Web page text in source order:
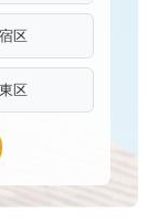
区
区